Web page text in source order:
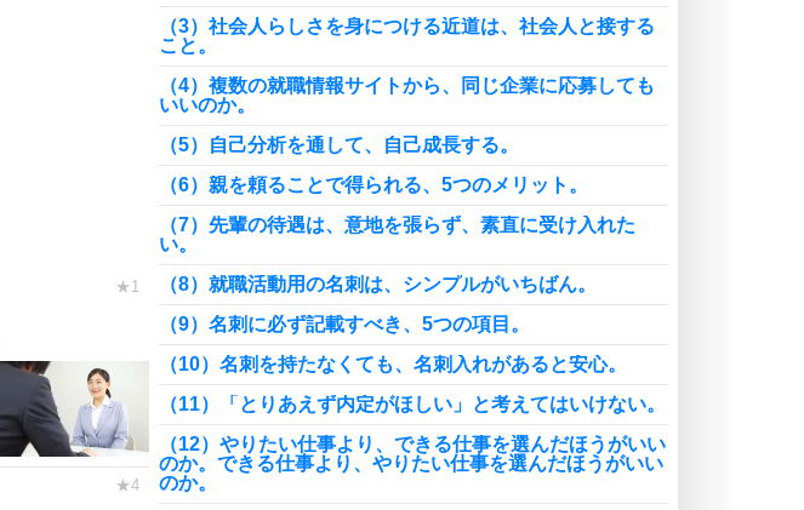
（3）社会人らしさを身につける近道は、社会人と接する
こと。
（4）複数の就職情報サイトから、同じ企業に応募しても
いいのか。
（5）自己分析を通して、自己成長する。
（6）親を頼ることで得られる、5つのメリット。
（7）先輩の待遇は、意地を張らず、素直に受け入れた
い。
（8）就職活動用の名刺は、シンプルがいちばん。
（9）名刺に必ず記載すべき、5つの項目。
（10）名刺を持たなくても、名刺入れがあると安心。
（11）「とりあえず内定がほしい」と考えてはいけない。
（12）やりたい仕事より、できる仕事を選んだほうがいい
のか。できる仕事より、やりたい仕事を選んだほうがいい
のか。